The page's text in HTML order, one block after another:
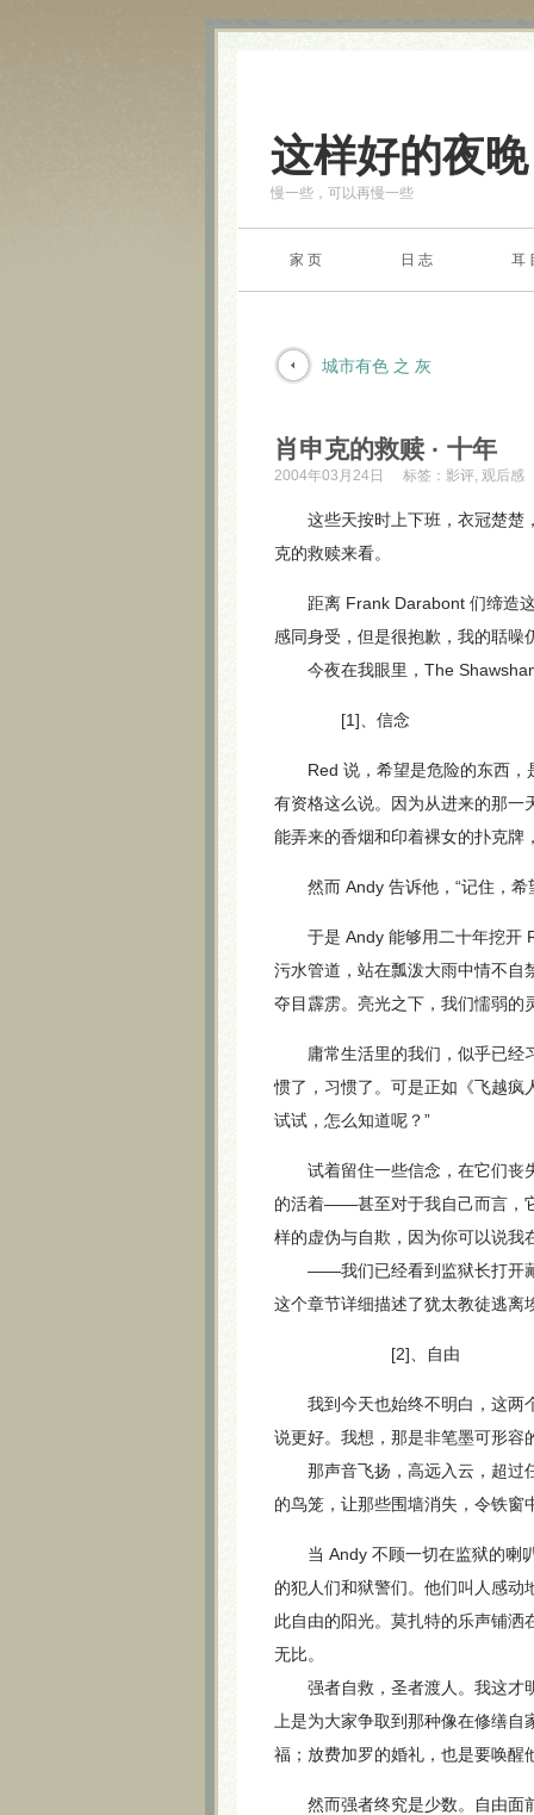
这样好的夜晚
慢一些，可以再慢一些
家 页 日 志 耳
城市有色 之 灰
肖申克的救赎 · 十年
2004年03月24日 标签： 影评, 观后感
这些天按时上下班，衣冠楚楚
克的救赎来看。
距离 Frank Darabont 们缔造这
感同身受，但是很抱歉，我的聒噪
今夜在我眼里，The
[1]、信念
Red 说，希望是危险的东西，
有资格这么说。因为从进来的那一
能弄来的香烟和印着裸女的扑克牌
然而 Andy 告诉他，“记住，希
于是 Andy 能够用二十年挖开
污水管道，站在瓢泼大雨中情不自
夺目霹雳。亮光之下，我们懦弱的
庸常生活里的我们，似乎已经习
惯了，习惯了。可是正如《飞越疯
试试，怎么知道呢？”
试着留住一些信念，在它们丧
的活着——甚至对于我自己而言，
样的虚伪与自欺，因为你可以说我
——我们已经看到监狱长打开藏
这个章节详细描述了犹太教徒逃离
[2]、自由
我到今天也始终不明白，这两
说更好。我想，那是非笔墨可形容
那声音飞扬，高远入云，超过
的鸟笼，让那些围墙消失，令铁窗
当 Andy 不顾一切在监狱的喇叭
的犯人们和狱警们。他们叫人感
此自由的阳光。莫扎特的乐声铺
无比。
强者自救，圣者渡人。我这才
上是为大家争取到那种像在修缮
福；放费加罗的婚礼，也是要唤醒
然而强者终究是少数。自由面